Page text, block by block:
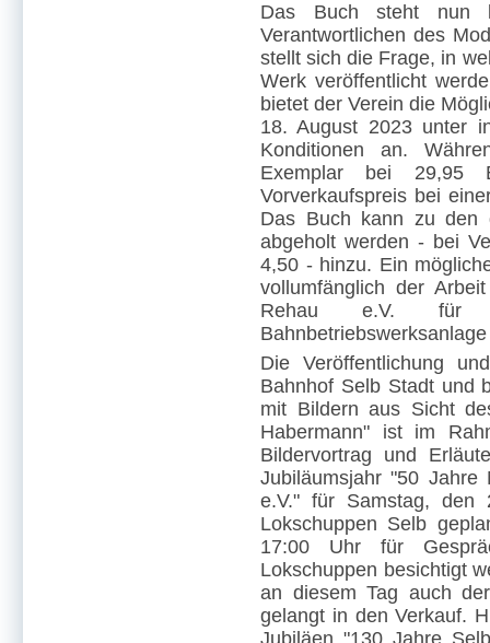
Das Buch steht nun
Verantwortlichen des
stellt sich die Frage, in
Werk veröffentlicht
bietet der Verein die
18. August 2023 unter
Konditionen an.
Exemplar bei 29,95
Vorverkaufspreis bei
Das Buch kann zu den
abgeholt werden - bei
4,50 - hinzu. Ein
vollumfänglich der
Rehau e.V. für
Die Veröffentlichung
Bahnhof Selb Stadt und
mit Bildern aus Sicht
Habermann" ist im
Bildervortrag und
Jubiläumsjahr "50 Jahre
e.V." für Samstag, den
Lokschuppen Selb
17:00 Uhr für
Lokschuppen besichtigt
an diesem Tag auch
gelangt in den Verkauf.
Jubiläen "130 Jahre